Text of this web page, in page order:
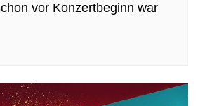
vor Konzertbeginn war